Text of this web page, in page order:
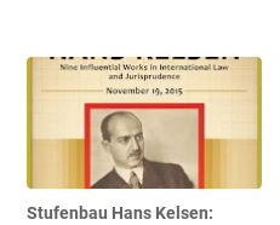
Stufenbau Hans Kelsen: